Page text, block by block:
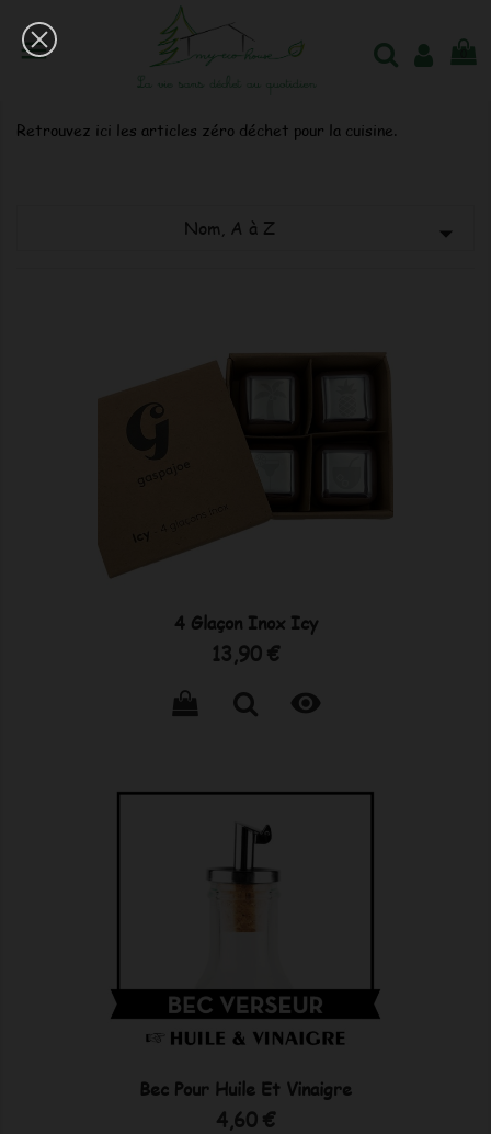

Accessoires cuisines
Retrouvez ici les articles zéro déchet pour la cuisine.
Nom, A à Z 
4 Glaçon Inox Icy
Prix
13,90 €

Bec Pour Huile Et Vinaigre
Prix
4,60 €